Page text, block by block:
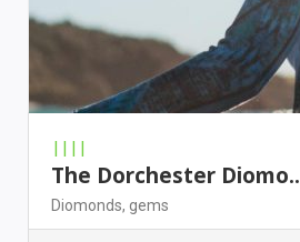
||||
The Dorchester Diomo..
Diomonds, gems